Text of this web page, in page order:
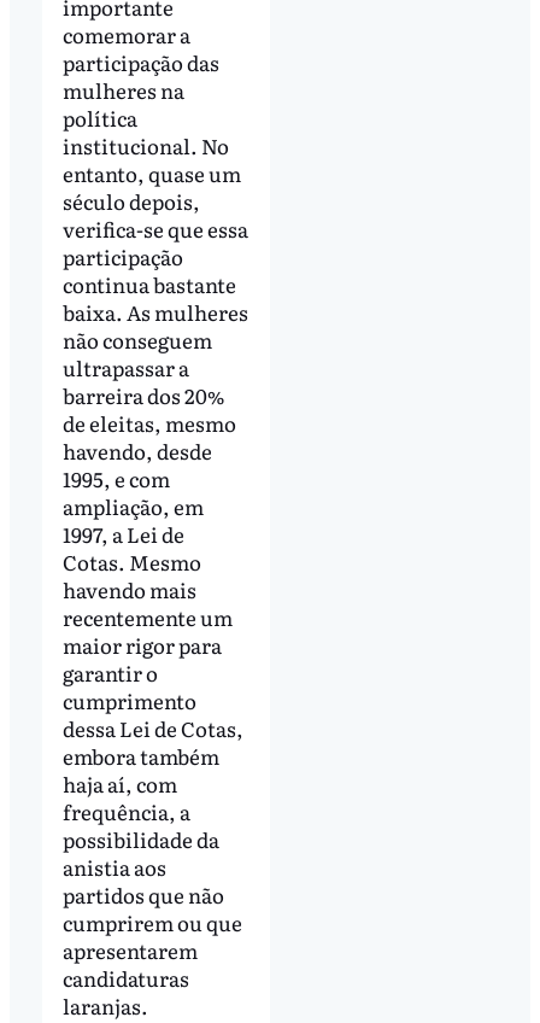
importante
comemorar a
participação das
mulheres na
política
institucional. No
entanto, quase um
século depois,
verifica-se que essa
participação
continua bastante
baixa. As mulheres
não conseguem
ultrapassar a
barreira dos 20%
de eleitas, mesmo
havendo, desde
1995, e com
ampliação, em
1997, a Lei de
Cotas. Mesmo
havendo mais
recentemente um
maior rigor para
garantir o
cumprimento
dessa Lei de Cotas,
embora também
haja aí, com
frequência, a
possibilidade da
anistia aos
partidos que não
cumprirem ou que
apresentarem
candidaturas
laranjas.